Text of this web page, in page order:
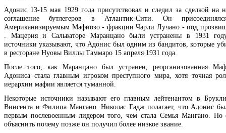
Адонис 13-15 мая 1929 года присутствовал и следил за сделкой на
соглашение бутлегеров в Атлантик-Сити. Он
Американизируемым Мафиозо - фракции Чарли Лучано - под
. Мацерия и Сальваторе Маранцано были устранены в 1931
источники указывают, что Адонис был одним из бандитов, которые
в ресторане Нуовы Виллы Таммаро 15 апреля 1931 года.
После того, как Маранцано был устранен, реорганизованная
Адониса стала главным игроком преступного мира, хотя точная
иерархии мафии является туманной.
Некоторые источники называют его главным лейтенантом в
Винсента и Филипа Мангано. Николас Гадж полагает, что Адонис
первым послевоенным лидером того, чем стала Семья Мангано.
объяснить почему позже он получил более низкое звание.